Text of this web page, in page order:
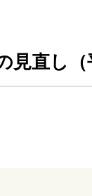
直し（